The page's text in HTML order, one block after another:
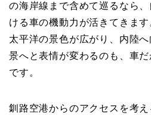
の海岸線まで含めて巡るなら
ける車の機動力が活きてきま
太平洋の景色が広がり、内陸
景へと表情が変わるのも、車
です。
釧路空港からのアクセスを考